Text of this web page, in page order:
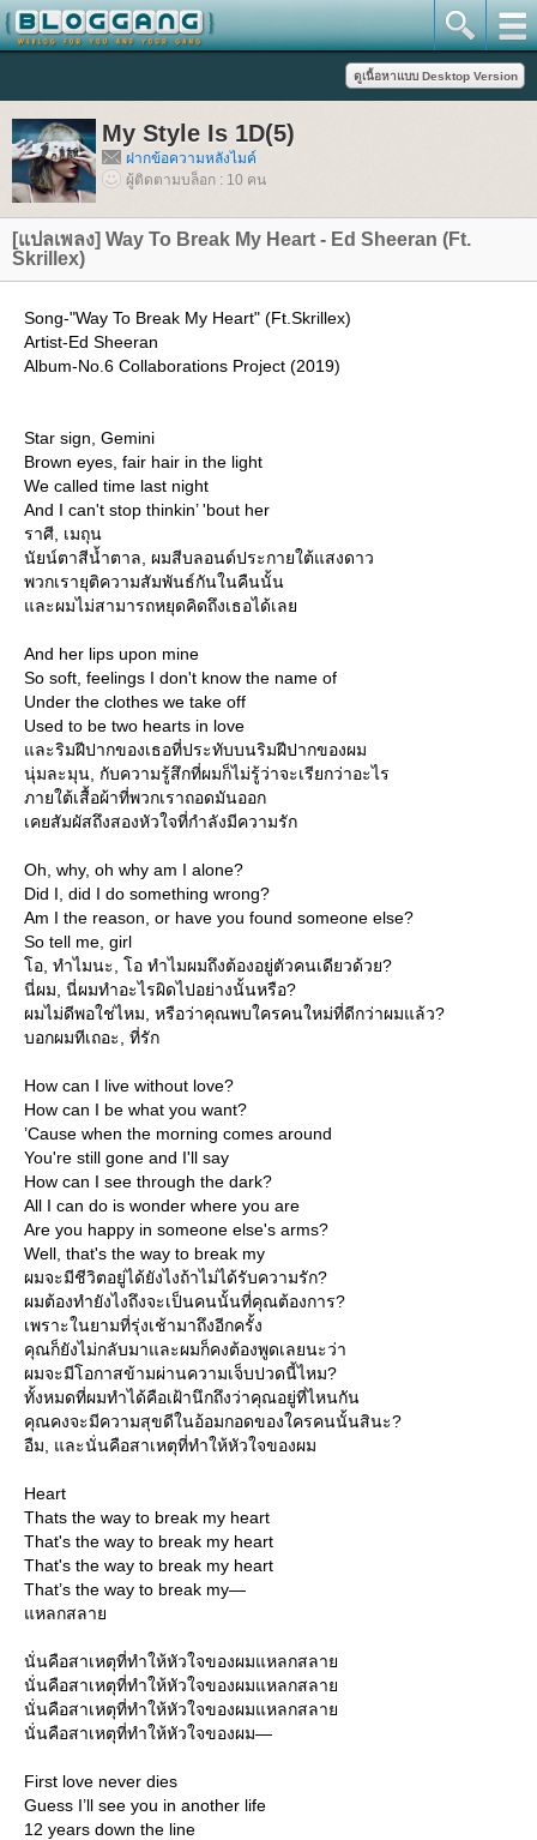
My Style Is 1D(5)
ฝากข้อความหลังไมค์
ผู้ติดตามบล็อก : 10 คน
[แปลเพลง] Way To Break My Heart - Ed Sheeran (Ft.
Skrillex)
Song-"Way To Break My Heart" (Ft.Skrillex)
Artist-Ed Sheeran
Album-No.6 Collaborations Project (2019)
Star sign, Gemini
Brown eyes, fair hair in the light
We called time last night
And I can't stop thinkin’ 'bout her
ราศี, เมถุน
นัยน์ตาสีน้ำตาล, ผมสีบลอนด์ประกายใต้แสงดาว
พวกเรายุติความสัมพันธ์กันในคืนนั้น
ละผมไม่สามารถหยุดคิดถึงเธอได้เล
And her lips upon mine
So soft, feelings I don't know the name of
Under the clothes we take off
Used to be two hearts in love
ละริมฝีปากของเธอที่ประทับบนริมฝีปากของผม
นุ่มละมุน, กับความรู้สึกที่ผมก็ไม่รู้ว่าจะเรียกว่าอะไร
ภายใต้เสื้อผ้าที่พวกเราถอดมันออก
เคยสัมผัสถึงสองหัวใจที่กำลังมีความรัก
Oh, why, oh why am I alone?
Did I, did I do something wrong?
Am I the reason, or have you found someone else?
So tell me, girl
อ, ทำไมนะ, โอ ทำไมผมถึงต้องอยู่ตัวคนเดียวด้วย?
นี่ผม, นี่ผมทำอะไรผิดไปอย่างนั้นหรือ?
ผมไม่ดีพอใช่ไหม, หรือว่าคุณพบใครคนใหม่ที่ดีกว่าผมแล้ว?
บอกผมทีเถอะ, ที่รัก
How can I live without love?
How can I be what you want?
’Cause when the morning comes around
You're still gone and I'll say
How can I see through the dark?
All I can do is wonder where you are
Are you happy in someone else's arms?
Well, that's the way to break my
ผมจะมีชีวิตอยู่ได้ยังไงถ้าไม่ได้รับความรัก?
ผมต้องทำยังไงถึงจะเป็นคนนั้นที่คุณต้องการ?
เพราะในยามที่รุ่งเช้ามาถึงอีกครั้ง
คุณก็ยังไม่กลับมาและผมก็คงต้องพูดเลยนะว่า
ผมจะมีโอกาสข้ามผ่านความเจ็บปวดนี้ไหม?
ทั้งหมดที่ผมทำได้คือเฝ้านึกถึงว่าคุณอยู่ที่ไหนกัน
คุณคงจะมีความสุขดีในอ้อมกอดของใครคนนั้นสินะ?
อืม, และนั่นคือสาเหตุที่ทำให้หัวใจของผม
Heart
Thats the way to break my heart
That's the way to break my heart
That's the way to break my heart
That’s the way to break my—
หลกสลา
นั่นคือสาเหตุที่ทำให้หัวใจของผมแหลกสลา
นั่นคือสาเหตุที่ทำให้หัวใจของผมแหลกสลา
นั่นคือสาเหตุที่ทำให้หัวใจของผมแหลกสลา
นั่นคือสาเหตุที่ทำให้หัวใจของผม—
First love never dies
Guess I’ll see you in another life
12 years down the line